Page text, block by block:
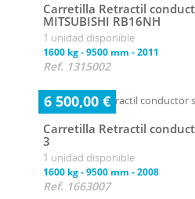
Carretilla Retractil
MITSUBISHI RB16NH
1 unidad disponible
1600 kg-9500 mm -2011
Ref. 1315002
6 500,00 €
Carretilla Retractil
3
1 unidad disponible
1600 kg-9500 mm -2008
Ref. 1663007